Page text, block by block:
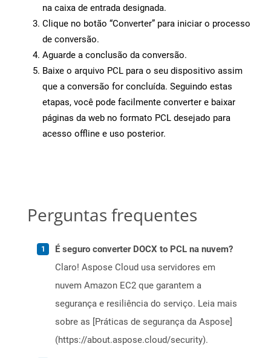
na caixa de entrada designada.
Clique no botão “Converter” para iniciar o processo
de conversão.
Aguarde a conclusão da conversão.
Baixe o arquivo PCL para o seu dispositivo assim
que a conversão for concluída. Seguindo estas
etapas, você pode facilmente converter e baixar
páginas da web no formato PCL desejado para
acesso offline e uso posterior.
Perguntas frequentes
É seguro converter DOCX to PCL na nuvem?
Claro! Aspose Cloud usa servidores em
nuvem Amazon EC2 que garantem a
segurança e resiliência do serviço. Leia mais
sobre as [Práticas de segurança da Aspose]
(https://about.aspose.cloud/security).